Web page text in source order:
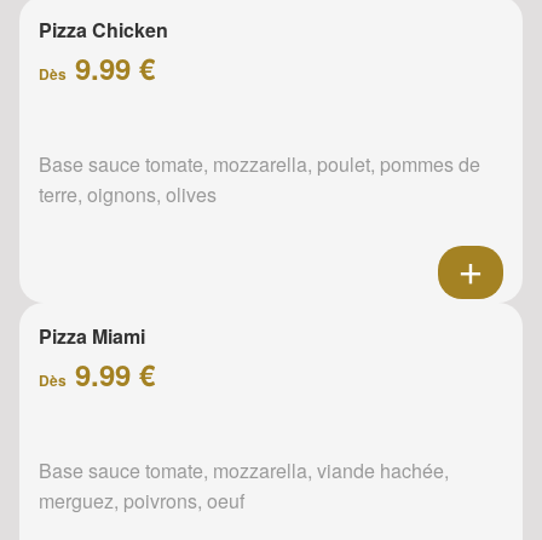
Pizza Chicken
Dès 9.99 €
Base sauce tomate, mozzarella, poulet, pommes de
terre, oignons, olives
Pizza Miami
Dès 9.99 €
Base sauce tomate, mozzarella, viande hachée,
merguez, poivrons, oeuf